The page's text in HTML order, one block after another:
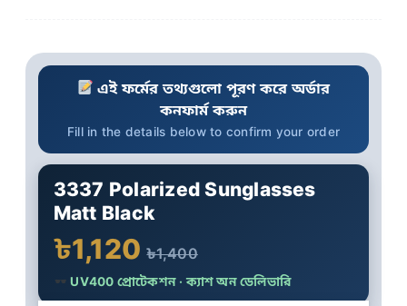
এই ফর্মের তথ্যগুলো পূরণ করে অর্ডার
কনফার্ম করুন
Fill in the details below to confirm your order
3337 Polarized Sunglasses
Matt Black
৳1,120৳1,400
UV400 প্রোটেকশন · ক্যাশ অন ডেলিভারি